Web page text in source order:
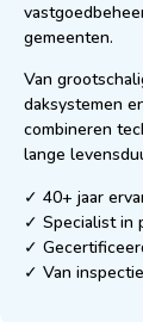
gemeenten.
Van
daksystemen
combineren
lange
✓ 40+ jaar
✓ Specialist in
✓
✓ Van